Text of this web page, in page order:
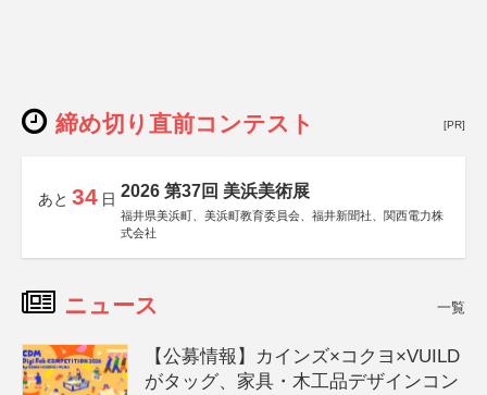
締め切り直前コンテスト [PR]
あと 34 日 2026 第37回 美浜美術展
福井県美浜町、美浜町教育委員会、福井新聞社、関西電力株
式会社
ニュース 一覧
【公募情報】カインズ×コクヨ×VUILD
がタッグ、家具・木工品デザインコン